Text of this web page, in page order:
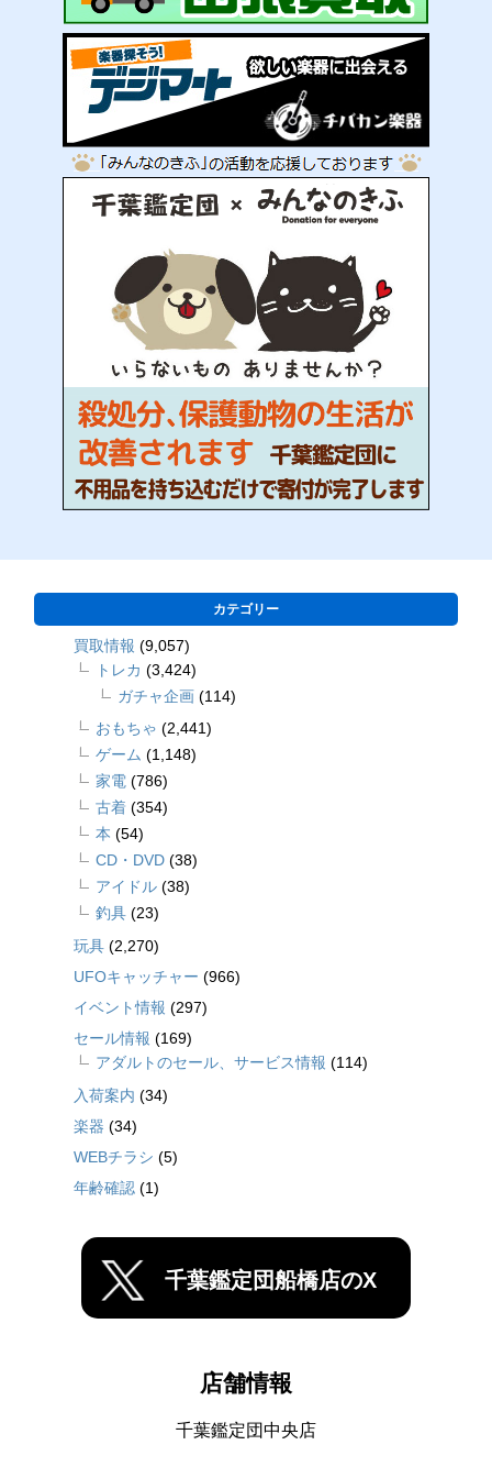
カテゴリー
買取情報 (9,057)
トレカ (3,424)
ガチャ企画 (114)
おもちゃ (2,441)
ゲーム (1,148)
家電 (786)
古着 (354)
本 (54)
CD・DVD (38)
アイドル (38)
釣具 (23)
玩具 (2,270)
UFOキャッチャー (966)
イベント情報 (297)
セール情報 (169)
アダルトのセール、サービス情報 (114)
入荷案内 (34)
楽器 (34)
WEBチラシ (5)
年齢確認 (1)
千葉鑑定団船橋店のX
店舗情報
千葉鑑定団中央店